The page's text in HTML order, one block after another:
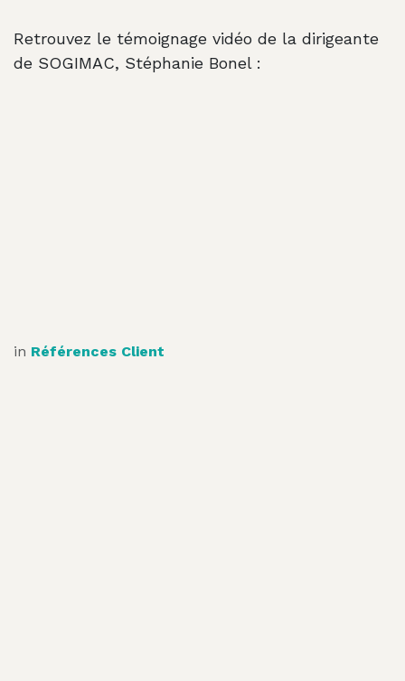
Retrouvez le témoignage vidéo de la dirigeante
de SOGIMAC, Stéphanie Bonel :
in Références Client